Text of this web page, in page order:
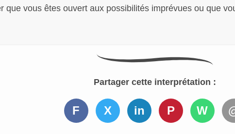
que vous êtes ouvert aux possibilités imprévues ou que
Partager cette interprétation :
F X in P W